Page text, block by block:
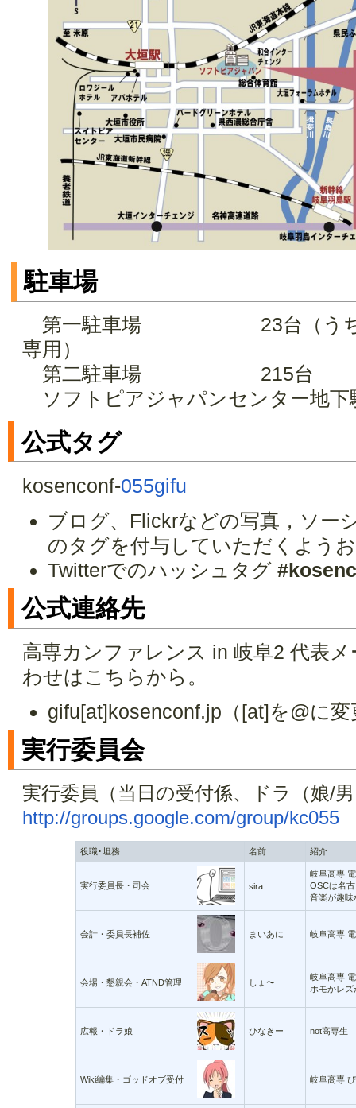
駐車場
第一駐車場 23台（うち6台
専用）
第二駐車場 215台
ソフトピアジャパンセンター地下
公式タグ
kosenconf-055gifu
ブログ、Flickrなどの写真，ソー
のタグを付与していただくよう
Twitterでのハッシュタグ
公式連絡先
高専カンファレンス in 岐阜2 代表
わせはこちらから。
gifu[at]kosenconf.jp（[at]を@に
実行委員会
実行委員（当日の受付係、ドラ（娘/
http://groups.google.com/group/kc055
役職･坦務 名前 紹介
実行委員長・司会 sira
岐阜高専
OSCは名
音楽が趣味
会計・委員長補佐 まいあに 岐阜高専
会場・懇親会・ATND管理 しょ〜
岐阜高専
ホモかレ
広報・ドラ娘 ひなきー not高専生
Wiki編集・ゴッドオブ受付 岐阜高専